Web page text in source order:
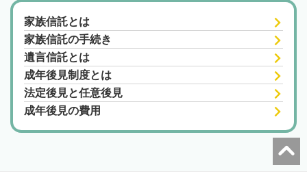
家族信託とは
家族信託の手続き
遺言信託とは
成年後見制度とは
法定後見と任意後見
成年後見の費用